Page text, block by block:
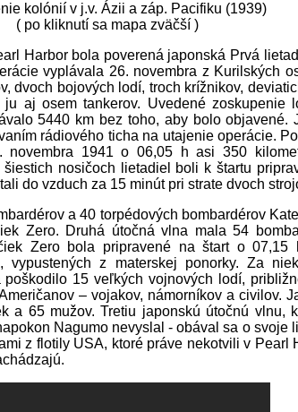
kolónií v j.v. Ázii a záp. Pacifiku (1939)
( po kliknutí sa mapa zväčší )
Harbor bola poverená japonská Prvá
vyplávala 26. novembra z Kurilských
dvoch bojových lodí, troch krížnikov,
aj osem tankerov. Uvedené zoskupenie
5440 km bez toho, aby bolo objavené.
rádiového ticha na utajenie operácie.
novembra 1941 o 06,05 h asi 350
nosičoch lietadiel boli k štartu
do vzduch za 15 minút pri strate dvoch
a 40 torpédových bombardérov
Zero. Druhá útočná vlna mala 54
Zero bola pripravené na štart o 07,15
vypustených z materskej ponorky. Za
15 veľkých vojnových lodí,
– vojakov, námorníkov a civilov.
a 65 mužov. Tretiu japonskú útočnú vlnu,
Nagumo nevyslal - obával sa o svoje
z flotily USA, ktoré práve nekotvili v Pearl